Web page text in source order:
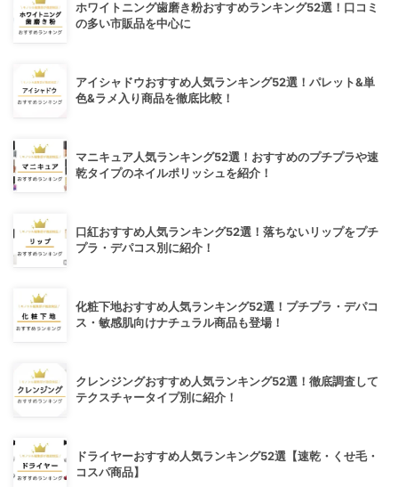
ホワイトニング歯磨き粉おすすめランキング52選！口コミ
の多い市販品を中心に
アイシャドウおすすめ人気ランキング52選！パレット&単
色&ラメ入り商品を徹底比較！
マニキュア人気ランキング52選！おすすめのプチプラや速
乾タイプのネイルポリッシュを紹介！
口紅おすすめ人気ランキング52選！落ちないリップをプチ
プラ・デパコス別に紹介！
化粧下地おすすめ人気ランキング52選！プチプラ・デパコ
ス・敏感肌向けナチュラル商品も登場！
クレンジングおすすめ人気ランキング52選！徹底調査して
テクスチャータイプ別に紹介！
ドライヤーおすすめ人気ランキング52選【速乾・くせ毛・
コスパ商品】